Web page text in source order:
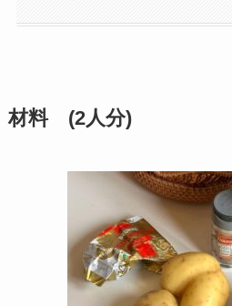
材料 (2人分)